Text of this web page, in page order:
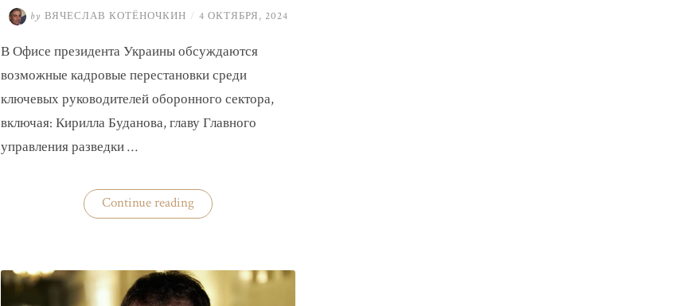
by ВЯЧЕСЛАВ КОТЁНОЧКИН / 4 ОКТЯБРЯ, 2024
В Офисе президента Украины обсуждаются
возможные кадровые перестановки среди
ключевых руководителей оборонного сектора,
включая: Кирилла Буданова, главу Главного
управления разведки …
Continue reading«На
Банковой
Буданова
и
Умерова»